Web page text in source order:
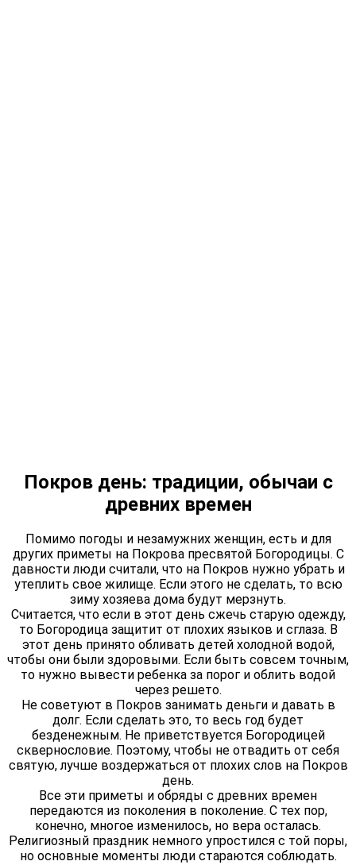
Покров день: традиции, обычаи с
древних времен
Помимо погоды и незамужних женщин, есть и для
других приметы на Покрова пресвятой Богородицы. С
давности люди считали, что на Покров нужно убрать и
утеплить свое жилище. Если этого не сделать, то всю
зиму хозяева дома будут мерзнуть.
Считается, что если в этот день сжечь старую одежду,
то Богородица защитит от плохих языков и сглаза. В
этот день принято обливать детей холодной водой,
чтобы они были здоровыми. Если быть совсем точным,
то нужно вывести ребенка за порог и облить водой
через решето.
Не советуют в Покров занимать деньги и давать в
долг. Если сделать это, то весь год будет
безденежным. Не приветствуется Богородицей
сквернословие. Поэтому, чтобы не отвадить от себя
святую, лучше воздержаться от плохих слов на Покров
день.
Все эти приметы и обряды с древних времен
передаются из поколения в поколение. С тех пор,
конечно, многое изменилось, но вера осталась.
Религиозный праздник немного упростился с той поры,
но основные моменты люди стараются соблюдать.